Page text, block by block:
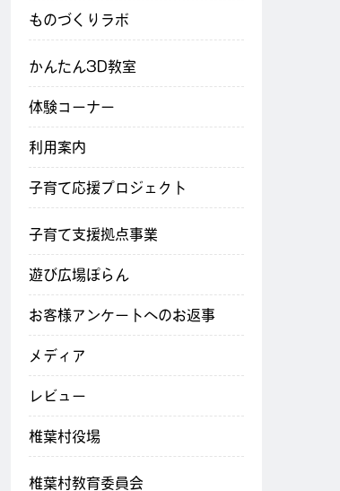
ものづくりラボ
かんたん3D教室
体験コーナー
利用案内
子育て応援プロジェクト
子育て支援拠点事業
遊び広場ぽらん
お客様アンケートへのお返事
メディア
レビュー
椎葉村役場
椎葉村教育委員会